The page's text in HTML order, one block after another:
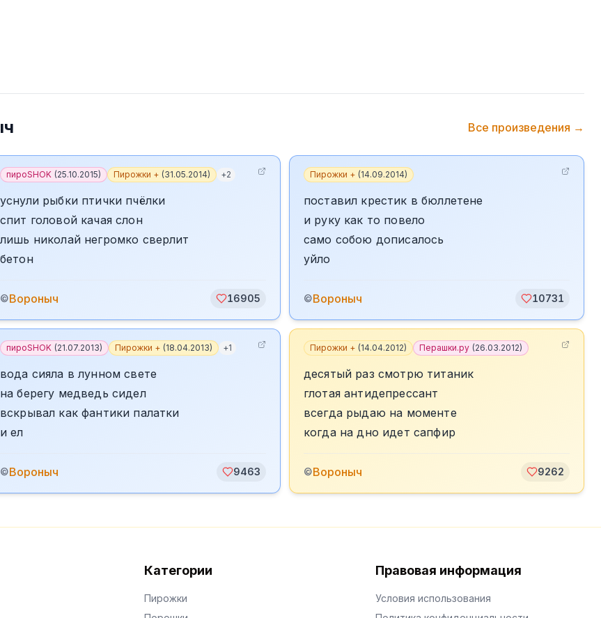
Все произведения →
пироSHOK (25.10.2015) Пирожки + (31.05.2014) +2
уснули рыбки птички пчёлки
спит головой качая слон
лишь николай негромко сверлит
бетон
©Вороныч 16905
Пирожки + (14.09.2014)
поставил крестик в бюллетене
и руку как то повело
само собою дописалось
уйло
©Вороныч 10731
пироSHOK (21.07.2013) Пирожки + (18.04.2013) +1
вода сияла в лунном свете
на берегу медведь сидел
вскрывал как фантики палатки
и ел
©Вороныч 9463
Пирожки + (14.04.2012) Перашки.ру (26.03.2012)
десятый раз смотрю титаник
глотая антидепрессант
всегда рыдаю на моменте
когда на дно идет сапфир
©Вороныч 9262
Категории
Пирожки
Правовая информация
Условия использования